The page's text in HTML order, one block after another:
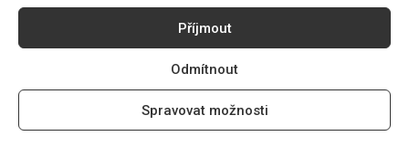
Příjmout
Odmítnout
Spravovat možnosti